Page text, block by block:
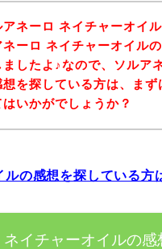
ネーロ ネイチャーオイ
ーロ ネイチャーオイル
したよ♪なので、ソルア
を探している方は、まず
いかがでしょうか？
の感想を探している方
ネイチャーオイルの